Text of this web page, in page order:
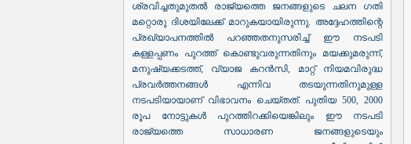
ശ്രവിച്ചതുമുതൽ രാജ്യത്തെ ജനങ്ങളുടെ ചലന ഗതി
മറ്റൊരു ദിശയിലേക്ക് മാറുകയായിരുന്നു. അദ്ദേഹത്തിന്റെ
പ്രഖ്യാപനത്തിൽ പറഞ്ഞതനുസരിച്ച് ഈ നടപടി
കള്ളപ്പണം പുറത്ത് കൊണ്ടുവരുന്നതിനും മയക്കുമരുന്ന്,
മനുഷ്യക്കടത്ത്, വ്യാജ കറൻസി, മാറ്റ് നിയമവിരുദ്ധ
പ്രവർത്തനങ്ങൾ എന്നിവ തടയുന്നതിനുമുള്ള
നടപടിയായാണ് വിഭാവനം ചെയ്തത്. പുതിയ 500, 2000
രൂപ നോട്ടുകൾ പുറത്തിറക്കിയെങ്കിലും ഈ നടപടി
രാജ്യത്തെ സാധാരണ ജനങ്ങളുടെയും